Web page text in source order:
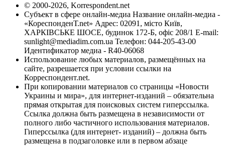
© 2000-2026, Korrespondent.net
Субъект в сфере онлайн-медиа Название онлайн-медиа -
«КореспонденТ.net» Адрес: 02091, місто Київ,
ХАРКІВСЬКЕ ШОСЕ, будинок 172-Б, офіс 208/1 E-mail:
sunlight@mediadim.com.ua Телефон: 044-205-43-00
Идентификатор медиа - R40-06068
Использование любых материалов, размещённых на
сайте, разрешается при условии ссылки на
Корреспондент.net.
При копировании материалов со страницы «Новости
Украины и мира», для интернет-изданий – обязательна
прямая открытая для поисковых систем гиперссылка.
Ссылка должна быть размещена в независимости от
полного либо частичного использования материалов.
Гиперссылка (для интернет- изданий) – должна быть
размещена в подзаголовке или в первом абзаце